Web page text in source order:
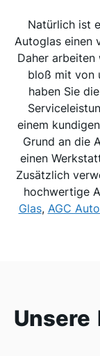
Natürlich ist
Autoglas einen
Daher
bloß mit von
haben Sie
einem
Grund an die
einen
Zusätzlich
hochwertige
Glas, AGC
Unsere